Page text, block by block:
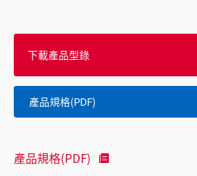
下載產品型錄
產品規格(PDF)
產品規格(PDF)